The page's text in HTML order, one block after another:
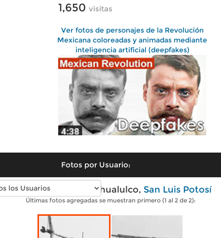
1,650 visitas
Ver fotos de personajes de la Revolución
Mexicana coloreadas y animadas mediante
inteligencia artificial (deepfakes)
Fotos por Usuario:
Fotos antiguas de Ahualulco, San Luis Potosí
Últimas fotos agregadas se muestran primero (1 al 2 de 2):